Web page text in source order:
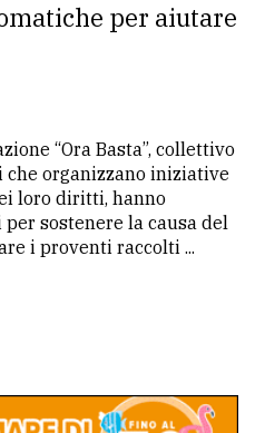
per aiutare
“Ora Basta”, collettivo
organizzano iniziative
loro diritti, hanno
sostenere la causa del
i proventi raccolti ...